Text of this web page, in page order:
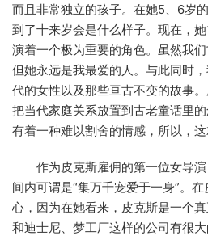
而且非常独立的孩子。在她5、6岁
到了十来岁会是什么样子。现在，
演着一个极为重要的角色。虽然我
但她永远是我最爱的人。与此同时
代的女性以及那些亘古不变的故事
把当代家庭关系放置到古老童话里
有着一种难以割舍的情感，所以，
作为皮克斯雇佣的第一位女导演
间内可谓是“集万千宠爱于一身”。
心，因为在她看来，皮克斯是一个
和迪士尼、梦工厂这样的公司有很